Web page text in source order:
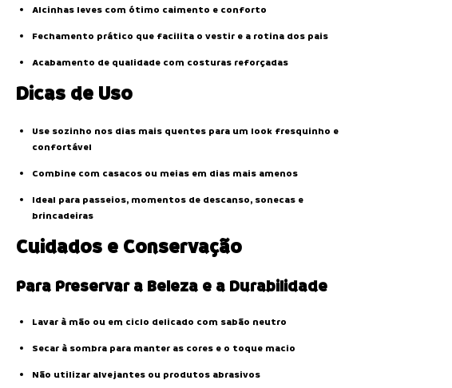
Alcinhas leves com ótimo caimento e conforto
Fechamento prático que facilita o vestir e a rotina dos pais
Acabamento de qualidade com costuras reforçadas
Dicas de Uso
Use sozinho nos dias mais quentes para um look fresquinho e
confortável
Combine com casacos ou meias em dias mais amenos
Ideal para passeios, momentos de descanso, sonecas e
brincadeiras
Cuidados e Conservação
Para Preservar a Beleza e a Durabilidade
Lavar à mão ou em ciclo delicado com sabão neutro
Secar à sombra para manter as cores e o toque macio
Não utilizar alvejantes ou produtos abrasivos